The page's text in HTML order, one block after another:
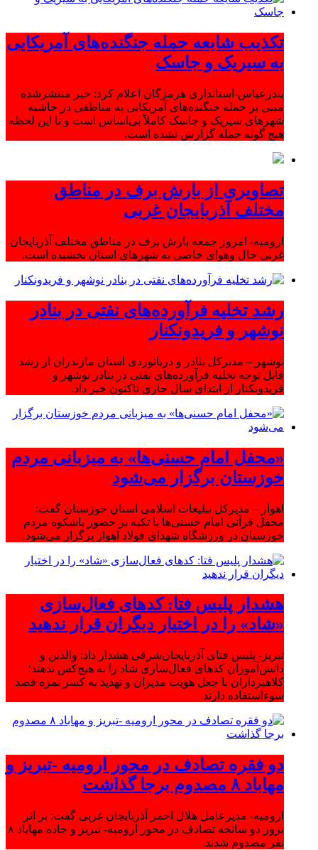
تکذیب شایعه حمله جنگنده‌های آمریکایی
به سیریک و جاسک
بندرعباس-استانداری هرمزگان اعلام کرد: خبر منتشرشده
مبنی بر حمله جنگنده‌های آمریکایی به مناطقی در حاشیه
شهرهای سیریک و جاسک کاملاً بی‌اساس است و تا این لحظه
هیچ گونه حمله گزارش نشده است.
تصاویری از بارش برف در مناطق
مختلف آذربایجان غربی
ارومیه- امروز جمعه بارش برف در مناطق مختلف آذربایجان
غربی حال وهوای خاصی به شهرهای استان بخشیده است.
رشد تخلیه فرآورده‌های نفتی در بنادر
نوشهر و فریدونکنار
نوشهر – مدیرکل بنادر و دریانوردی استان مازندران از رشد
قابل توجه تخلیه فرآورده‌های نفتی در بنادر نوشهر و
فریدونکنار از ابتدای سال جاری تاکنون خبر داد.
«محفل امام حسنی‌ها» به میزبانی مردم
خوزستان برگزار می‌شود
اهواز – مدیرکل تبلیغات اسلامی استان خوزستان گفت:
محفل قرآنی امام حسنی‌ها با تکیه بر حضور باشکوه مردم
خوزستان در ورزشگاه شهدای فولاد اهواز برگزار می‌شود.
هشدار پلیس فتا: کدهای فعال‌سازی
«شاد» را در اختیار دیگران قرار ندهید
تبریز- پلیس فتای آذربایجان‌شرقی هشدار داد: والدین و
دانش‌آموزان کدهای فعال‌سازی شاد را به هیچ‌کس ندهند؛
کلاهبرداران با جعل هویت مدیران و تهدید به کسر نمره قصد
سوءاستفاده دارند.
دو فقره تصادف در محور ارومیه -تبریز و
مهاباد ۸ مصدوم برجا گذاشت
ارومیه- مدیرعامل هلال احمر آذربایجان غربی گفت: بر اثر
بروز دو سانحه تصادف در محور ارومیه- تبریز و جاده مهاباد ۸
نفر مصدوم شدند.